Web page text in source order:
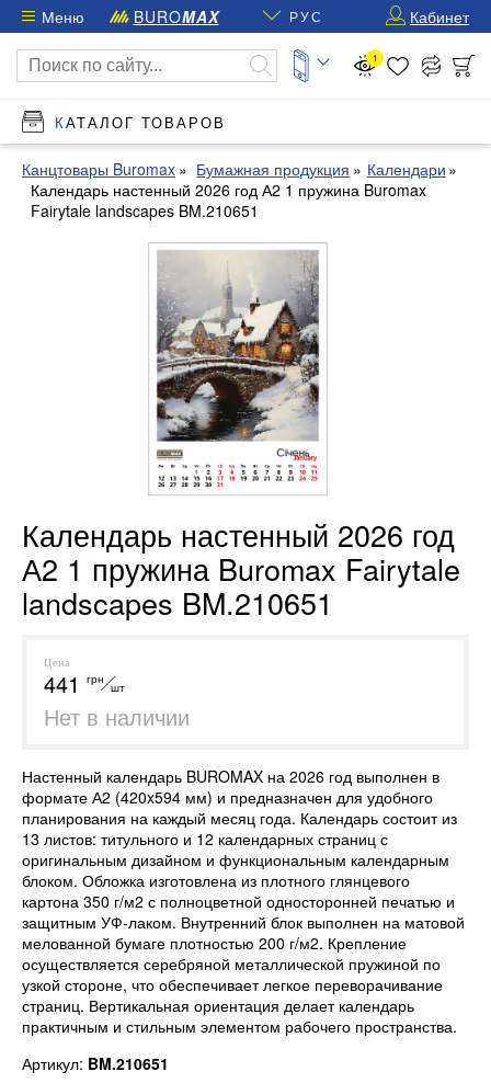
Меню BUROMAX РУС Кабинет
1
КАТАЛОГ ТОВАРОВ
Канцтовары Buromax Бумажная продукция
Календари
Календарь настенный 2026 год А2 1 пружина Buromax
Fairytale landscapes BM.210651
Календарь настенный 2026 год
А2 1 пружина Buromax Fairytale
landscapes BM.210651
Цена
441 грн
шт
Нет в наличии
Настенный календарь BUROMAX на 2026 год выполнен в
формате А2 (420x594 мм) и предназначен для удобного
планирования на каждый месяц года. Календарь состоит из
13 листов: титульного и 12 календарных страниц с
оригинальным дизайном и функциональным календарным
блоком. Обложка изготовлена из плотного глянцевого
картона 350 г/м2 с полноцветной односторонней печатью и
защитным УФ-лаком. Внутренний блок выполнен на матовой
мелованной бумаге плотностью 200 г/м2. Крепление
осуществляется серебряной металлической пружиной по
узкой стороне, что обеспечивает легкое переворачивание
страниц. Вертикальная ориентация делает календарь
практичным и стильным элементом рабочего пространства.
Артикул: BM.210651